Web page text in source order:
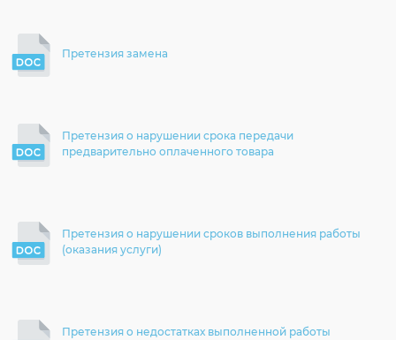
Претензия замена
Претензия о нарушении срока передачи
предварительно оплаченного товара
Претензия о нарушении сроков выполнения работы
(оказания услуги)
Претензия о недостатках выполненной работы